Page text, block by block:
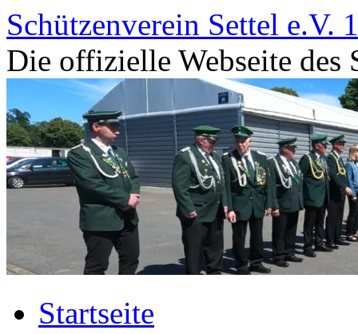
Zum
Inhalt
springen
Schützenverein Settel e.V.
Die offizielle Webseite des
Startseite